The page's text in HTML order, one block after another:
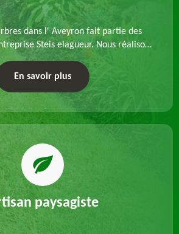
dans l' Aveyron fait partie des
Steis elagueur. Nous réalisons
ou par démontage, tenant compte
du site et des végétaux.
En savoir plus
paysagiste